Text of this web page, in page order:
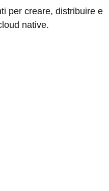
per creare, distribuire e
native.